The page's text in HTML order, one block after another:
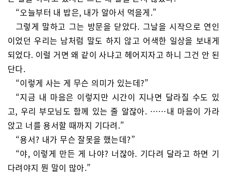
“오늘부터 내 밥은, 내가 알아서 먹을게.”
그렇게 말하고 그는 방문을 닫았다. 그날을 시작으로 연인
이었던 우리는 남처럼 말도 하지 않고 어색한 일상을 보내게
되었다. 이럴 거면 왜 같이 사냐고 헤어지자고 하니 그건 안 된
단다.
“이렇게 사는 게 무슨 의미가 있는데?”
“지금 내 마음은 이렇지만 시간이 지나면 달라질 수도 있
고, 우리 부모님도 함께 있는 줄 알잖아. ……내 마음이 가라
앉고 너를 용서할 때까지 기다려.”
“용서? 내가 무슨 잘못을 했는데?”
“야, 이렇게 만든 게 나야? 너잖아. 기다려 달라고 하면 기
다려야지 뭔 말이 많아.”